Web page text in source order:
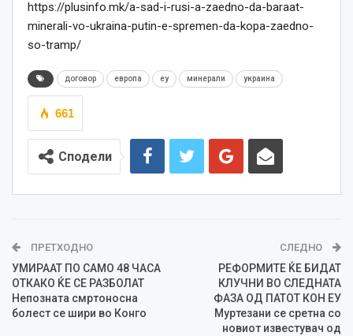
https://plusinfo.mk/a-sad-i-rusi-a-zaedno-da-baraat-
minerali-vo-ukraina-putin-e-spremen-da-kopa-zaedno-
so-tramp/
договор европа еу минерали украина
661
Сподели
ПРЕТХОДНО
УМИРААТ ПО САМО 48 ЧАСА
ОТКАКО ЌЕ СЕ РАЗБОЛАТ
Непозната смртоносна
болест се шири во Конго
СЛЕДНО
РЕФОРМИТЕ ЌЕ БИДАТ
КЛУЧНИ ВО СЛЕДНАТА
ФАЗА ОД ПАТОТ КОН ЕУ
Муртезани се сретна со
новиот известувач од